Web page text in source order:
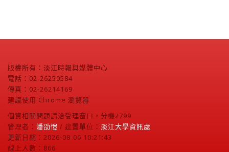
版權所有：淡江時報與媒體中心
電話：02-26250584
傳真：02-26214169
建議使用 Chrome 瀏覽器
個資相關問題請洽受理窗口，分機2799
管理者： 潘劭愷 / 建置單位： 淡江大學資訊處
更新日期：2026-08-06 10:21:43
線上人數：866